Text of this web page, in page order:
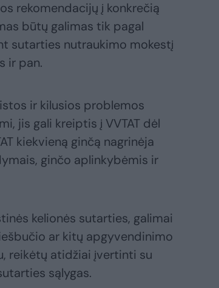
rekomendacijų į konkrečią
būtų galimas tik pagal
sutarties nutraukimo mokestį
ir pan.
ir kilusios problemos
jis gali kreiptis į VVTAT dėl
kiekvieną ginčą nagrinėja
ginčo aplinkybėmis ir
kelionės sutarties, galimai
ar kitų apgyvendinimo
reikėtų atidžiai įvertinti su
sąlygas.